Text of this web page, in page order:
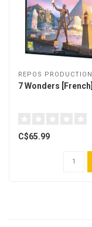
REPOS PRODUCTION
7 Wonders [French]
C$65.99